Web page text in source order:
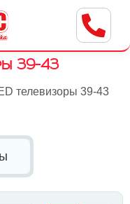
8a
39-43
телевизоры 39-43